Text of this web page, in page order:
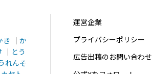
き ｜ か
｜ とう
れんそ
運営企業
プライバシーポリシー
広告出稿のお問い合わせ